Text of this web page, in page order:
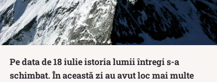
Pe data de 18 iulie istoria lumii întregi s-a
schimbat. În această zi au avut loc mai multe